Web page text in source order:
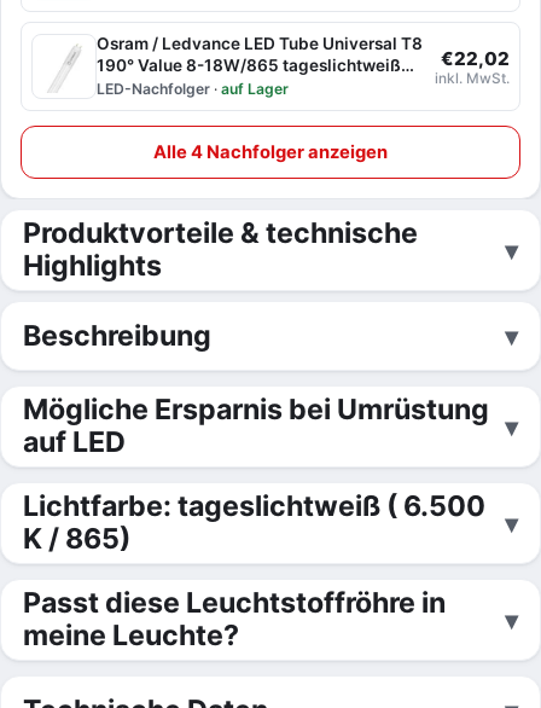
Osram / Ledvance LED Tube Universal T8
190° Value 8-18W/865 tageslichtweiß
900lm G13 EVG KVG AC 220-240V 600mm
LED-Nachfolger · auf Lager
€22,02
inkl. MwSt.
Alle 4 Nachfolger anzeigen
Produktvorteile & technische
Highlights
Beschreibung
Mögliche Ersparnis bei Umrüstung
auf LED
Lichtfarbe: tageslichtweiß ( 6.500
K / 865)
Passt diese Leuchtstoffröhre in
meine Leuchte?